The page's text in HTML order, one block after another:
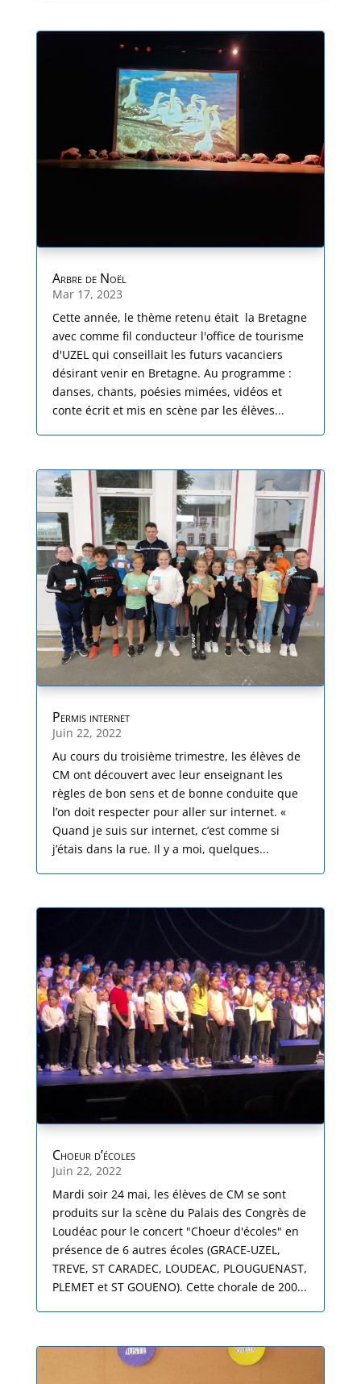
Arbre de Noël
Mar 17, 2023
Cette année, le thème retenu était la Bretagne
avec comme fil conducteur l'office de tourisme
d'UZEL qui conseillait les futurs vacanciers
désirant venir en Bretagne. Au programme :
danses, chants, poésies mimées, vidéos et
conte écrit et mis en scène par les élèves...
Permis internet
Juin 22, 2022
Au cours du troisième trimestre, les élèves de
CM ont découvert avec leur enseignant les
règles de bon sens et de bonne conduite que
l’on doit respecter pour aller sur internet. «
Quand je suis sur internet, c’est comme si
j’étais dans la rue. Il y a moi, quelques...
Choeur d’écoles
Juin 22, 2022
Mardi soir 24 mai, les élèves de CM se sont
produits sur la scène du Palais des Congrès de
Loudéac pour le concert "Choeur d'écoles" en
présence de 6 autres écoles (GRACE-UZEL,
TREVE, ST CARADEC, LOUDEAC, PLOUGUENAST,
PLEMET et ST GOUENO). Cette chorale de 200...